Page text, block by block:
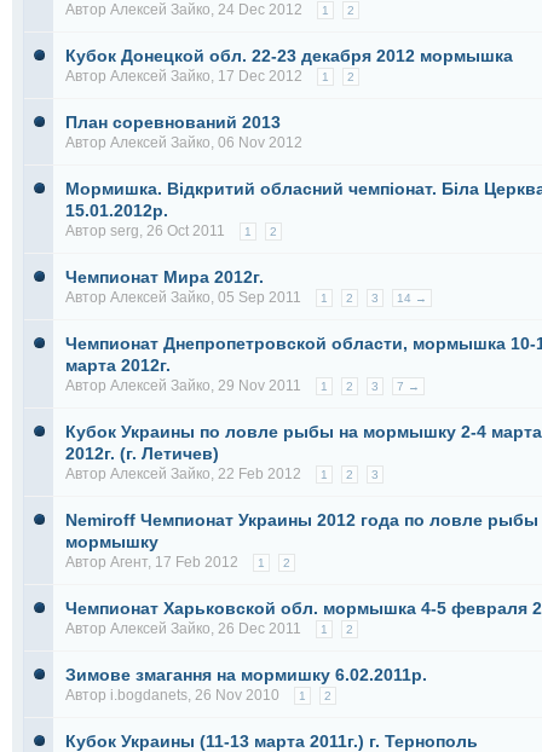
Автор Алексей Зайко, 24 Dec 2012 1 2
Кубок Донецкой обл. 22-23 декабря 2012 мормышка
Автор Алексей Зайко, 17 Dec 2012 1 2
План соревнований 2013
Автор Алексей Зайко, 06 Nov 2012
Мормишка. Відкритий обласний чемпіонат. Біла
15.01.2012р.
Автор serg, 26 Oct 2011 1 2
Чемпионат Мира 2012г.
Автор Алексей Зайко, 05 Sep 2011 1 2 3 14 →
Чемпионат Днепропетровской области, мормышка 10-
марта 2012г.
Автор Алексей Зайко, 29 Nov 2011 1 2 3 7 →
Кубок Украины по ловле рыбы на мормышку 2-4 марта
2012г. (г. Летичев)
Автор Алексей Зайко, 22 Feb 2012 1 2 3
Nemiroff Чемпионат Украины 2012 года по ловле рыбы
мормышку
Автор Агент, 17 Feb 2012 1 2
Чемпионат Харьковской обл. мормышка 4-5 февраля
Автор Алексей Зайко, 26 Dec 2011 1 2
Зимове змагання на мормишку 6.02.2011р.
Автор i.bogdanets, 26 Nov 2010 1 2
Кубок Украины (11-13 марта 2011г.) г. Тернополь